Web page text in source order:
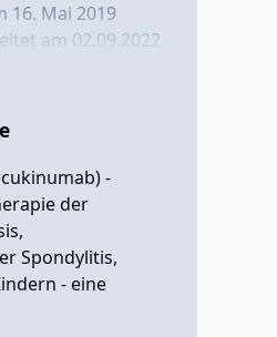
16. Mai 2019
am 02.09.2022
guten Erfolg,
in den
entzündeten
hierzu auch
-
der
Spondylitis,
- eine